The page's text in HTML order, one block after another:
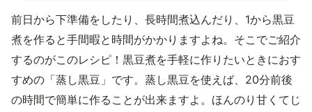
前日から下準備をしたり、長時間煮込んだり、1から黒豆
煮を作ると手間暇と時間がかかりますよね。そこでご紹介
するのがこのレシピ！黒豆煮を手軽に作りたいときにおす
すめの「蒸し黒豆」です。蒸し黒豆を使えば、20分前後
の時間で簡単に作ることが出来ますよ。ほんのり甘くてじ